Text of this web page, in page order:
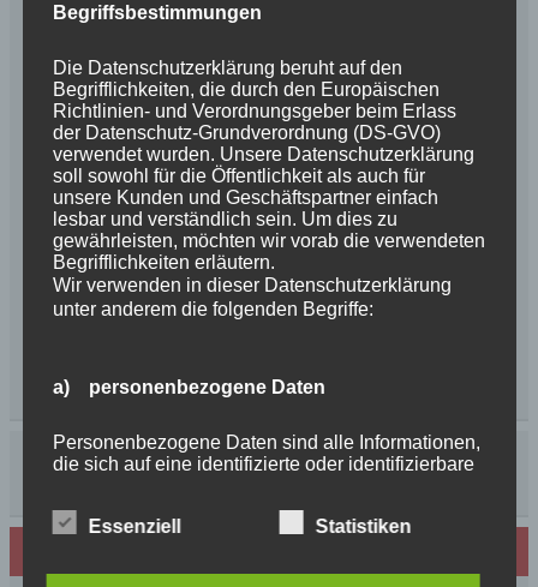
Begriffsbestimmungen
Die Datenschutzerklärung beruht auf den
Begrifflichkeiten, die durch den Europäischen
Richtlinien- und Verordnungsgeber beim Erlass
der Datenschutz-Grundverordnung (DS-GVO)
verwendet wurden. Unsere Datenschutzerklärung
soll sowohl für die Öffentlichkeit als auch für
unsere Kunden und Geschäftspartner einfach
lesbar und verständlich sein. Um dies zu
gewährleisten, möchten wir vorab die verwendeten
Begrifflichkeiten erläutern.
Wir verwenden in dieser Datenschutzerklärung
unter anderem die folgenden Begriffe:
a) personenbezogene Daten
Personenbezogene Daten sind alle Informationen,
die sich auf eine identifizierte oder identifizierbare
Person") beziehen. Als identifizierbar wird eine
natürliche Person angesehen, die direkt oder
Kennung wie einem Namen, zu einer
Essenziell Statistiken